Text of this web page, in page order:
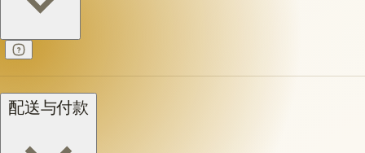
配送与付款